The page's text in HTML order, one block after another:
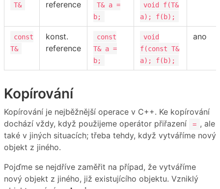
T& reference
T& a =
b;
void f(T&
a); f(b);
const
T&
konst.
reference
const
T& a =
b;
void
f(const T&
a); f(b);
ano
Kopírování
Kopírování je nejběžnější operace v C++. Ke kopírování
dochází vždy, když použijeme operátor přiřazení
= , ale
také v jiných situacích; třeba tehdy, když vytváříme nový
objekt z jiného.
Pojďme se nejdříve zaměřit na případ, že vytváříme
nový objekt z jiného, již existujícího objektu. Vzniklý